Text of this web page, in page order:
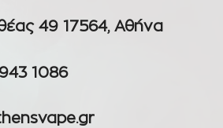
49 17564, Αθήνα
1086